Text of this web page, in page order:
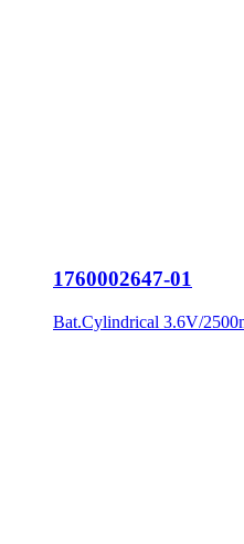
1760002647-01
Bat.Cylindrical 3.6V/